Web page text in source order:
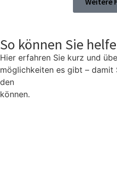
So können Sie
Hier erfah­ren Sie kurz und
mög­lich­kei­ten es gibt –
den
kön­nen.